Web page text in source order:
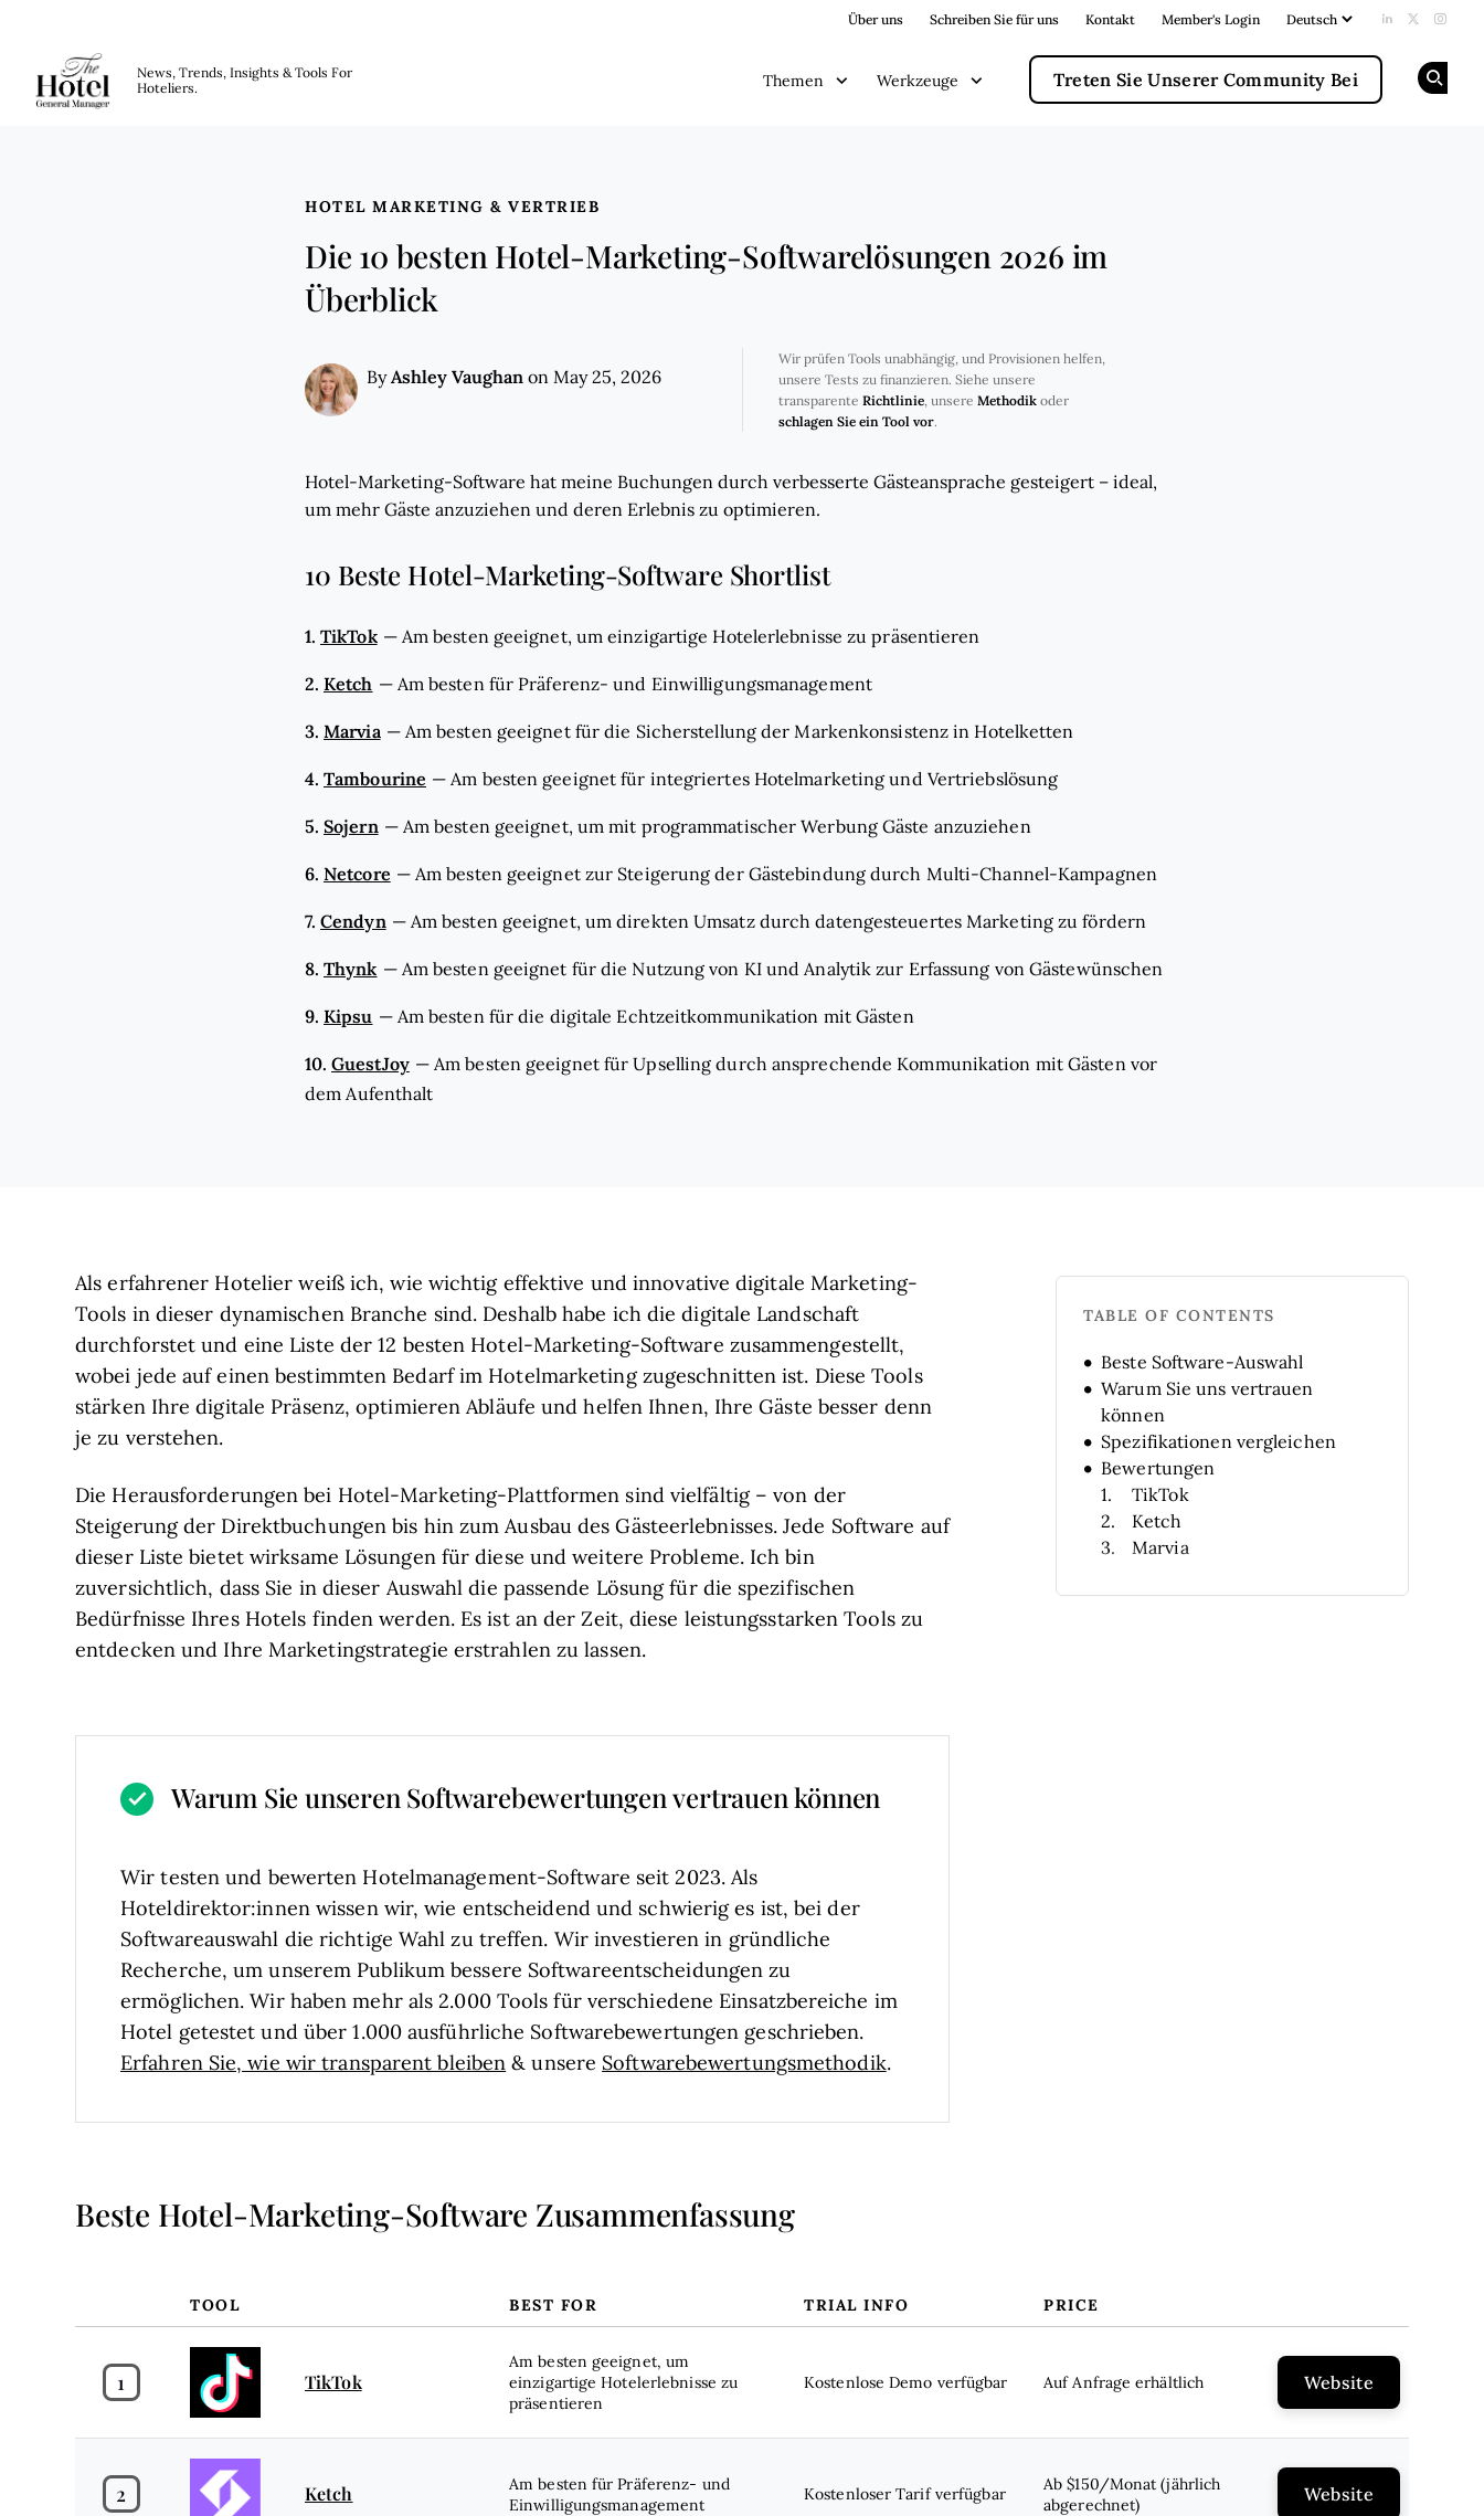
Über uns Schreiben Sie für uns Kontakt Member's Login Add us on
Follow
News, Trends, Insights & Tools For
Hoteliers.
Themen Werkzeuge Treten Sie Unserer Community Bei
HOTEL MARKETING & VERTRIEB
Die 10 besten Hotel-Marketing-Softwarelösungen 2026 im
Überblick
ByAshley Vaughanon May 25, 2026
Wir prüfen Tools unabhängig, und Provisionen helfen,
unsere Tests zu finanzieren. Siehe unsere
transparente Richtlinie, unsere Methodikoder
schlagen Sie ein Tool vor.
Hotel-Marketing-Software hat meine Buchungen durch verbesserte Gästeansprache gesteigert – ideal,
um mehr Gäste anzuziehen und deren Erlebnis zu optimieren.
10 Beste Hotel-Marketing-Software Shortlist
1. TikTok — Am besten geeignet, um einzigartige Hotelerlebnisse zu präsentieren
2. Ketch — Am besten für Präferenz- und Einwilligungsmanagement
3. Marvia — Am besten geeignet für die Sicherstellung der Marken­konsistenz in Hotelketten
4. Tambourine — Am besten geeignet für integriertes Hotelmarketing und Vertriebslösung
5. Sojern — Am besten geeignet, um mit programmatischer Werbung Gäste anzuziehen
6. Netcore — Am besten geeignet zur Steigerung der Gästebindung durch Multi-Channel-Kampagnen
7. Cendyn — Am besten geeignet, um direkten Umsatz durch datengesteuertes Marketing zu fördern
8. Thynk — Am besten geeignet für die Nutzung von KI und Analytik zur Erfassung von Gästewünschen
9. Kipsu — Am besten für die digitale Echtzeitkommunikation mit Gästen
10. GuestJoy — Am besten geeignet für Upselling durch ansprechende Kommunikation mit Gästen vor
dem Aufenthalt
Als erfahrener Hotelier weiß ich, wie wichtig effektive und innovative digitale Marketing-
Tools in dieser dynamischen Branche sind. Deshalb habe ich die digitale Landschaft
durchforstet und eine Liste der 12 besten Hotel-Marketing-Software zusammengestellt,
wobei jede auf einen bestimmten Bedarf im Hotelmarketing zugeschnitten ist. Diese Tools
stärken Ihre digitale Präsenz, optimieren Abläufe und helfen Ihnen, Ihre Gäste besser denn
je zu verstehen.
Die Herausforderungen bei Hotel-Marketing-Plattformen sind vielfältig – von der
Steigerung der Direktbuchungen bis hin zum Ausbau des Gästeerlebnisses. Jede Software auf
dieser Liste bietet wirksame Lösungen für diese und weitere Probleme. Ich bin
zuversichtlich, dass Sie in dieser Auswahl die passende Lösung für die spezifischen
Bedürfnisse Ihres Hotels finden werden. Es ist an der Zeit, diese leistungsstarken Tools zu
entdecken und Ihre Marketingstrategie erstrahlen zu lassen.
Warum Sie unseren Softwarebewertungen vertrauen können
Wir testen und bewerten Hotelmanagement-Software seit 2023. Als
Hoteldirektor:innen wissen wir, wie entscheidend und schwierig es ist, bei der
Softwareauswahl die richtige Wahl zu treffen. Wir investieren in gründliche
Recherche, um unserem Publikum bessere Softwareentscheidungen zu
ermöglichen. Wir haben mehr als 2.000 Tools für verschiedene Einsatzbereiche im
Hotel getestet und über 1.000 ausführliche Softwarebewertungen geschrieben.
Erfahren Sie, wie wir transparent bleiben & unsere Softwarebewertungsmethodik.
Beste Hotel-Marketing-Software Zusammenfassung
TOOL BEST FOR TRIAL INFO PRICE
1 TikTok
Am besten geeignet, um
einzigartige Hotelerlebnisse zu
präsentieren
Kostenlose Demo verfügbar Auf Anfrage erhältlich Website
2 Ketch
Am besten für Präferenz- und
Einwilligungsmanagement
Kostenloser Tarif verfügbar
Ab $150/Monat (jährlich
abgerechnet)
Website
TABLE OF CONTENTS
Beste Software-Auswahl
Warum Sie uns vertrauen
können
Spezifikationen vergleichen
Bewertungen
TikTok
Ketch
Marvia
Sojern